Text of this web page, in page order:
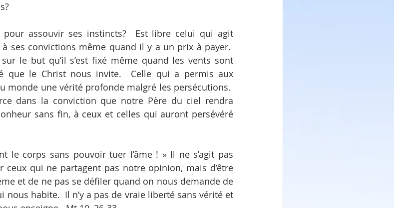
assouvir ses instincts?  Est libre celui qui agit
ses convictions même quand il y a un prix à payer.
le but qu’il s’est fixé même quand les vents sont
que le Christ nous invite.  Celle qui a permis aux
monde une vérité profonde malgré les persécutions.
dans la conviction que notre Père du ciel rendra
sans fin, à ceux et celles qui auront persévéré
le corps sans pouvoir tuer l’âme ! » Il ne s’agit pas
ceux qui ne partagent pas notre opinion, mais d’être
et de ne pas se défiler quand on nous demande de
nous habite.  Il n’y a pas de vraie liberté sans vérité et